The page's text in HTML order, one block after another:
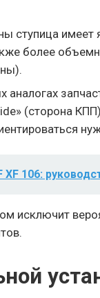
ступица
более
(сторона
XF 106:
исключит